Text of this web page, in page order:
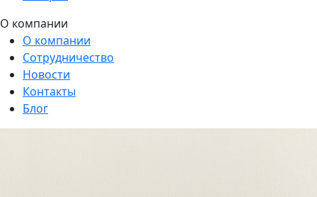
О компании
О компании
Сотрудничество
Новости
Контакты
Блог